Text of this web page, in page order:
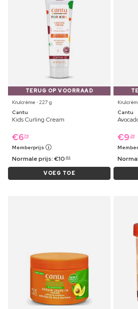
TERUG OP VOORRAAD
Krulcrème ⋅ 227 g
Cantu
Kids Curling Cream
€679
Memberprijs
Normale prijs:€10 49
VOEG TOE
Cantu
€9 29